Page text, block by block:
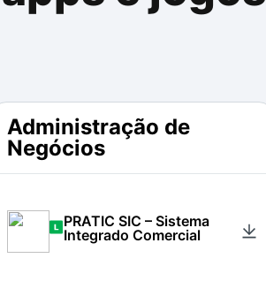
Administração de
Negócios
PRATIC SIC – Sistema
Integrado Comercial